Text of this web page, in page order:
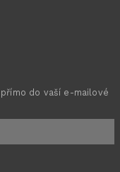
do vaší e-mailové